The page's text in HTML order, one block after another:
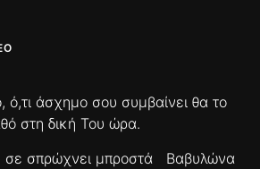
άσχημο σου συμβαίνει θα το
στη δική Του ώρα.
σε σπρώχνει μπροστά
Βαβυλώνα